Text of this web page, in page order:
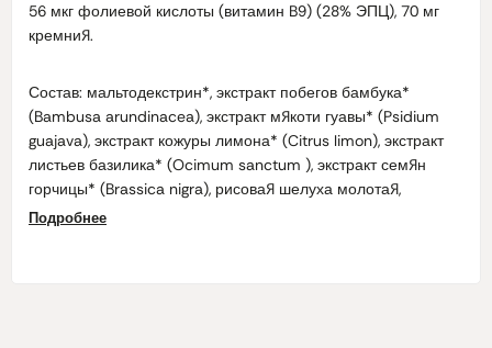
56 мкг фолиевой кислоты (витамин B9) (28% ЭПЦ), 70 мг
кремния.
Состав: мальтодекстрин*, экстракт побегов бамбука*
(Bambusa arundinacea), экстракт мякоти гуавы* (Psidium
guajava), экстракт кожуры лимона* (Citrus limon), экстракт
листьев базилика* (Ocimum sanctum ), экстракт семян
горчицы* (Brassica nigra), рисовая шелуха молотая,
карнаубский воск.
Подробнее